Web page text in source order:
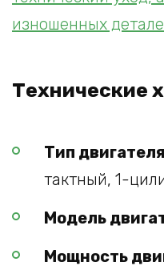
изношенных
Технические
Тип
тактный, 1-
Модель
Мощность